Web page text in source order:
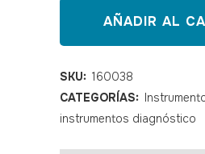
alargadera
Riester
Ri-
Scope
AÑADIR AL
SKU: 160038
CATEGORÍAS:
instrumentos diagnóstico